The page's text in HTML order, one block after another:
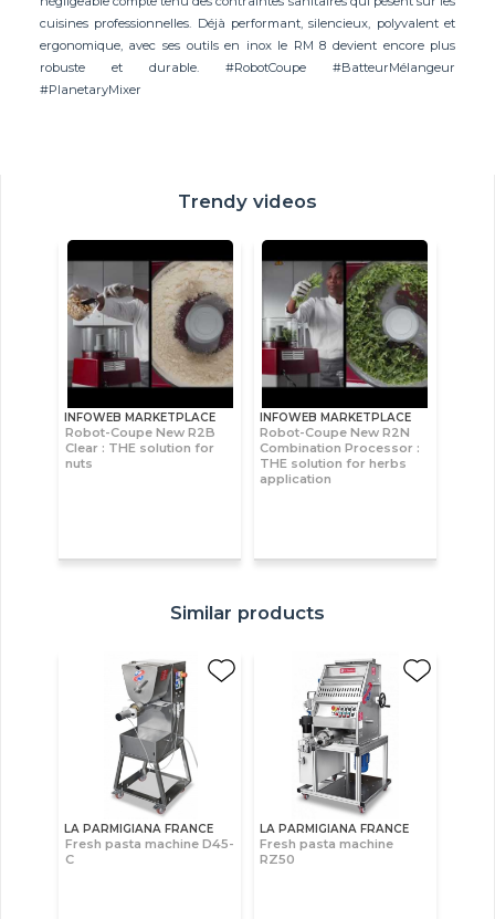
cuisines professionnelles. Déjà performant, silencieux, polyvalent et
ergonomique, avec ses outils en inox le RM 8 devient encore plus
robuste et durable. #RobotCoupe #BatteurMélangeur
#PlanetaryMixer
Trendy videos
INFOWEB MARKETPLACE
Robot-Coupe New R2B
Clear : THE solution for
nuts
INFOWEB MARKETPLACE
Robot-Coupe New R2N
Combination Processor :
THE solution for herbs
application
Similar products
LA PARMIGIANA FRANCE
Fresh pasta machine D45-
C
LA PARMIGIANA FRANCE
Fresh pasta machine
RZ50